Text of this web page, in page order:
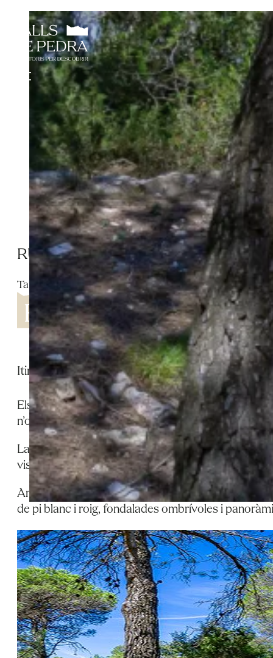
RUTA DELS FORNS DE CALÇ
Tarrés
Itinerari circular pels Plans de Tarrés que
Els forns de calç són estructures circulars
n’obtenia calç viva, essencial per a la construcció,
La Ruta dels Forns de Calç recorre els boscos i
visitables. El recorregut permet descobrir-ne la
Amb una longitud de 11,3 km, desnivell positiu de
de pi blanc i roig, fondalades ombrívoles i